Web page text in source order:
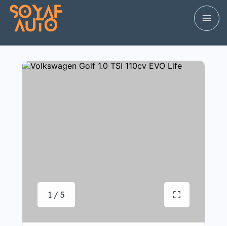
1 / 5